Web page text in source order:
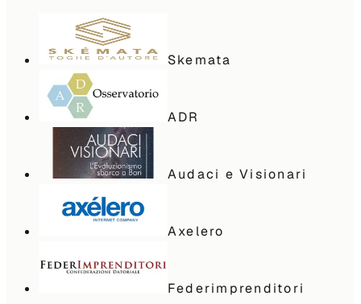
Skemata
ADR
Audaci e Visionari
Axelero
Federimprenditori